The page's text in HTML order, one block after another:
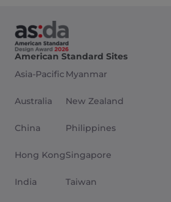
American Standard Sites
Asia-Pacific
Australia
China
Hong Kong
India
Myanmar
New Zealand
Philippines
Singapore
Taiwan